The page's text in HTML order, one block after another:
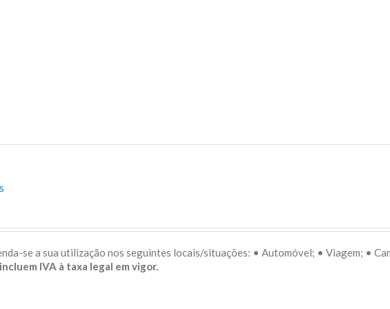
se a sua utilização nos seguintes locais/situações: • Automóvel; • Viagem; •
IVA à taxa legal em vigor.